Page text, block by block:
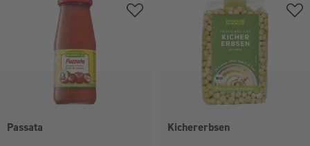
Passata Kichererbsen